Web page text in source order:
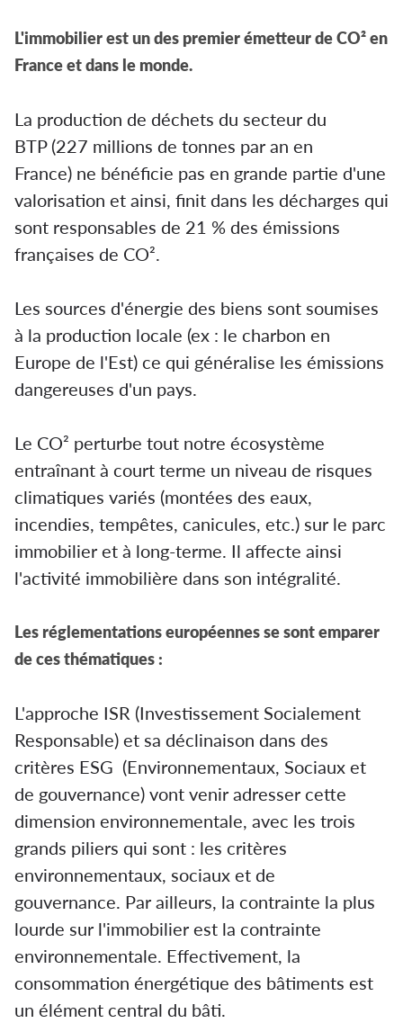
L'immobilier est un des premier émetteur de CO² en
France et dans le monde.
La production de déchets du secteur du
BTP (227 millions de tonnes par an en
France) ne bénéficie pas en grande partie d'une
valorisation et ainsi, finit dans les décharges qui
sont responsables de 21 % des émissions
françaises de CO².
Les sources d'énergie des biens sont soumises
à la production locale (ex : le charbon en
Europe de l'Est) ce qui généralise les émissions
dangereuses d'un pays.
Le CO² perturbe tout notre écosystème
entraînant à court terme un niveau de risques
climatiques variés (montées des eaux,
incendies, tempêtes, canicules, etc.) sur le parc
immobilier et à long-terme. Il affecte ainsi
l'activité immobilière dans son intégralité.
Les réglementations européennes se sont emparer
de ces thématiques :
L'approche ISR (Investissement Socialement
Responsable) et sa déclinaison dans des
critères ESG (Environnementaux, Sociaux et
de gouvernance) vont venir adresser cette
dimension environnementale, avec les trois
grands piliers qui sont : les critères
environnementaux, sociaux et de
gouvernance. Par ailleurs, la contrainte la plus
lourde sur l'immobilier est la contrainte
environnementale. Effectivement, la
consommation énergétique des bâtiments est
un élément central du bâti.